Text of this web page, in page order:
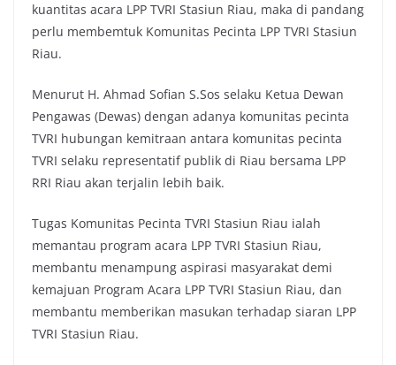
kuantitas acara LPP TVRI Stasiun Riau, maka di pandang
perlu membemtuk Komunitas Pecinta LPP TVRI Stasiun
Riau.
Menurut H. Ahmad Sofian S.Sos selaku Ketua Dewan
Pengawas (Dewas) dengan adanya komunitas pecinta
TVRI hubungan kemitraan antara komunitas pecinta
TVRI selaku representatif publik di Riau bersama LPP
RRI Riau akan terjalin lebih baik.
Tugas Komunitas Pecinta TVRI Stasiun Riau ialah
memantau program acara LPP TVRI Stasiun Riau,
membantu menampung aspirasi masyarakat demi
kemajuan Program Acara LPP TVRI Stasiun Riau, dan
membantu memberikan masukan terhadap siaran LPP
TVRI Stasiun Riau.